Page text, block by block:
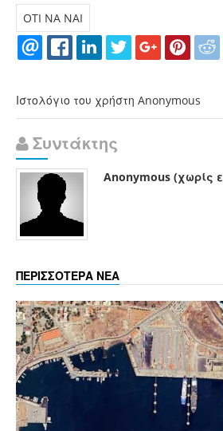
OTI NA NAI
Ιστολόγιο του χρήστη Anonymous
Συντάκτης
Anonymous (χωρίς
ΠΕΡΙΣΣΟΤΕΡΑ ΝΕΑ